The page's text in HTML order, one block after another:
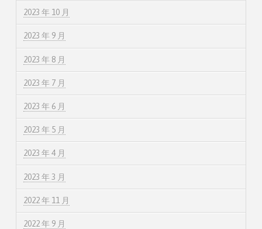
2023 年 10 月
2023 年 9 月
2023 年 8 月
2023 年 7 月
2023 年 6 月
2023 年 5 月
2023 年 4 月
2023 年 3 月
2022 年 11 月
2022 年 9 月